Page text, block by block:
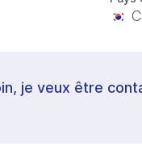
je veux être